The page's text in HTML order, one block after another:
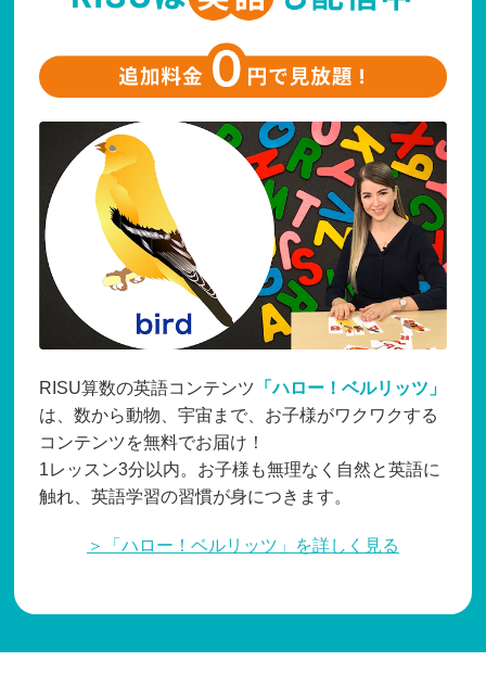
RISU算数の英語コンテンツ 「ハロー！ベルリッツ」
は、数から動物、宇宙まで、お子様がワクワクする
コンテンツを無料でお届け！
1レッスン3分以内。お子様も無理なく自然と英語に
触れ、英語学習の習慣が身につきます。
＞「ハロー！ベルリッツ」を詳しく見る